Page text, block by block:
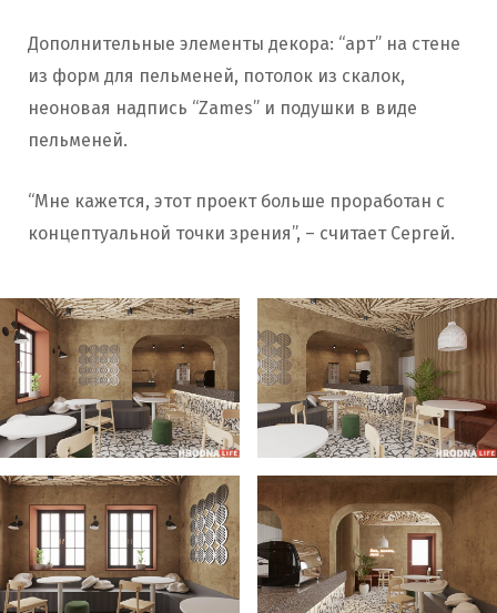
Дополнительные элементы декора: “арт” на стене
из форм для пельменей, потолок из скалок,
неоновая надпись “Zames” и подушки в виде
пельменей.
“Мне кажется, этот проект больше проработан с
концептуальной точки зрения”, – считает Сергей.